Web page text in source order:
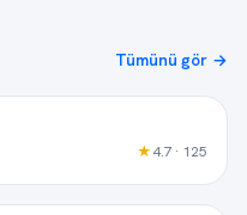
Tümünü gör →
★4.7 · 125